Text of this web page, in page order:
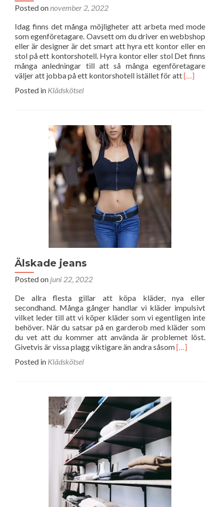
Posted on november 2, 2022
Idag finns det många möjligheter att arbeta med mode
som egenföretagare. Oavsett om du driver en webbshop
eller är designer är det smart att hyra ett kontor eller en
stol på ett kontorshotell. Hyra kontor eller stol Det finns
många anledningar till att så många egenföretagare
väljer att jobba på ett kontorshotell istället för attRead
[…]
Posted in Klädskötsel
Älskade jeans
Posted on juni 22, 2022
De allra flesta gillar att köpa kläder, nya eller
secondhand. Många gånger handlar vi kläder impulsivt
vilket leder till att vi köper kläder som vi egentligen inte
behöver. När du satsar på en garderob med kläder som
du vet att du kommer att använda är problemet löst.
Givetvis är vissa plagg viktigare än andra såsomRead
[…]
Posted in Klädskötsel